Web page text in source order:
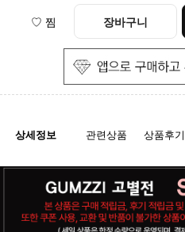
♡ 찜 장바구니
상세정보 관련상품 상품후